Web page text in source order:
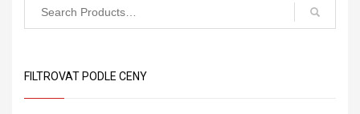
FILTROVAT PODLE CENY